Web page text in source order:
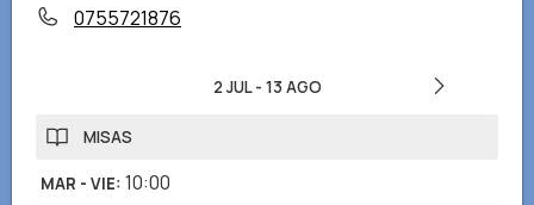
0755721876
2 JUL- 13 AGO
MISAS
MAR - VIE: 10:00